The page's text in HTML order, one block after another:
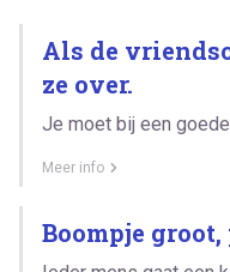
Als de
ze over.
Je moet bij een
Meer info
Boompje